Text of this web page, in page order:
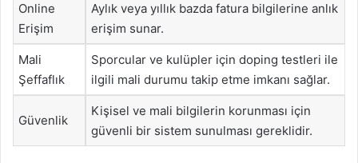
Online
Erişim
Aylık veya yıllık bazda fatura bilgilerine anlık
erişim sunar.
Mali
Şeffaflık
Sporcular ve kulüpler için doping testleri ile
ilgili mali durumu takip etme imkanı sağlar.
Güvenlik
Kişisel ve mali bilgilerin korunması için
güvenli bir sistem sunulması gereklidir.